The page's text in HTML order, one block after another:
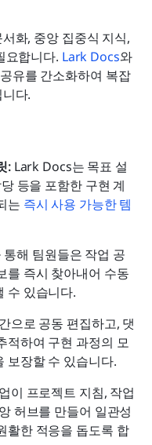
화, 중앙 집중식 지식,
요합니다. Lark Docs
와
유를 간소화하여 복잡
다.
: Lark Docs는 목표 설
등을 포함한 구현 계
는 즉시 사용 가능한 템
해 팀원들은 작업 공
를 즉시 찾아내어 수동
수 있습니다.
으로 공동 편집하고, 댓
적하여 구현 과정의 모
보장할 수 있습니다.
이 프로젝트 지침, 작업
허브를 만들어 일관성
활한 적응을 돕도록 합